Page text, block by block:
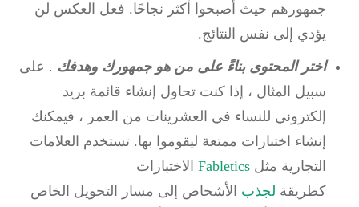
جمهورهم حيث أصبحوا أكثر نجاحًا.فعل العكس لن
يؤدي إلى نفس النتائج.
اختر المحتوى بناءً على من هو جمهورك وهدفك.على
سبيل المثال ، إذا كنت تحاول إنشاء قائمة بريد
إلكتروني للنساء في العشرينات من العمر ، فيمكنك
إنشاء اختبارات ممتعة ليقوموا بها.تستخدم العلامات
التجارية مثلFableticsالاختبارات
كطريقةلجذبالأشخاص إلى مسار التحويل الخاص